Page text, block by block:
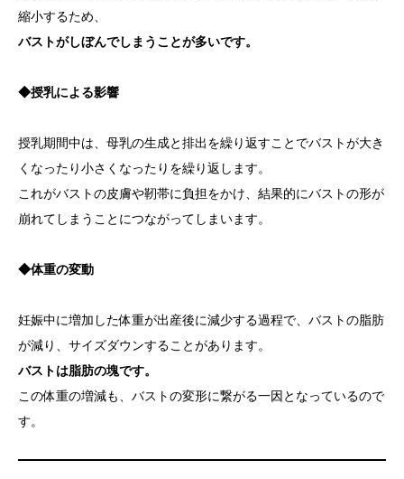
縮小するため、
バストがしぼんでしまうことが多いです。
◆授乳による影響
授乳期間中は、母乳の生成と排出を繰り返すことでバストが大き
くなったり小さくなったりを繰り返します。
これがバストの皮膚や靭帯に負担をかけ、結果的にバストの形が
崩れてしまうことにつながってしまいます。
◆体重の変動
妊娠中に増加した体重が出産後に減少する過程で、バストの脂肪
が減り、サイズダウンすることがあります。
バストは脂肪の塊です。
この体重の増減も、バストの変形に繋がる一因となっているので
す。